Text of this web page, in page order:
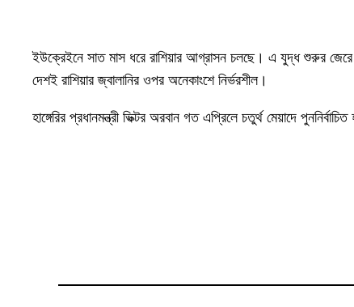
ইউক্রেইনে সাত মাস ধরে রাশিয়ার আগ্রাসন চলছে। এ যুদ্ধ শুরুর জেরে
দেশই রাশিয়ার জ্বালানির ওপর অনেকাংশে নির্ভরশীল।
হাঙ্গেরির প্রধানমন্ত্রী ভিক্টর অরবান গত এপ্রিলে চতুর্থ মেয়াদে